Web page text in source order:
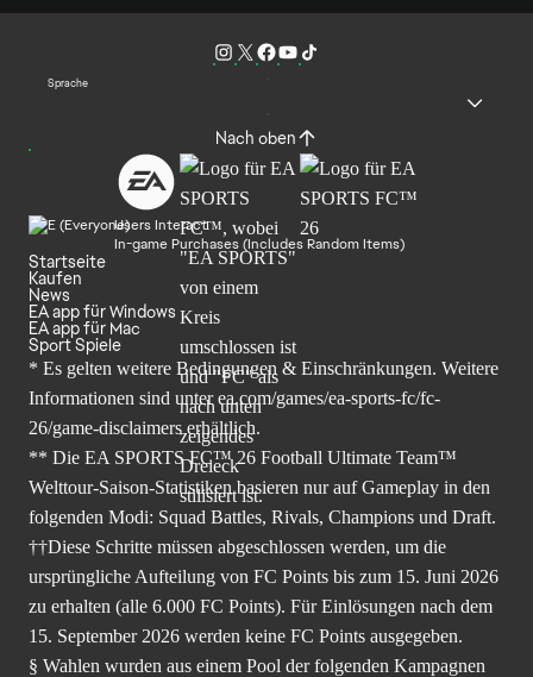
Sprache
Nach oben
Users Interact
In-game Purchases (Includes Random Items)
Startseite
Kaufen
News
EA app für Windows
EA app für Mac
Sport Spiele
* Es gelten weitere Bedingungen & Einschränkungen. Weitere
Informationen sind unterea.com/games/ea-sports-fc/fc-
26/game-disclaimers erhältlich.
** Die EA SPORTS FC™ 26 Football Ultimate Team™
Welttour-Saison-Statistiken basieren nur auf Gameplay in den
folgenden Modi: Squad Battles, Rivals, Champions und Draft.
††Diese Schritte müssen abgeschlossen werden, um die
ursprüngliche Aufteilung von FC Points bis zum 15. Juni 2026
zu erhalten (alle 6.000 FC Points). Für Einlösungen nach dem
15. September 2026 werden keine FC Points ausgegeben.
§ Wahlen wurden aus einem Pool der folgenden Kampagnen